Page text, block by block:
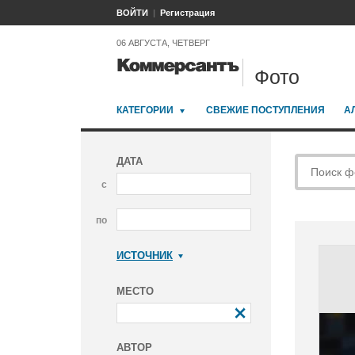
ВОЙТИ Регистрация
06 АВГУСТА, ЧЕТВЕРГ
Фото
КАТЕГОРИИ СВЕЖИЕ ПОСТУПЛЕНИЯ
ДАТА
с
по
ИСТОЧНИК
МЕСТО
АВТОР